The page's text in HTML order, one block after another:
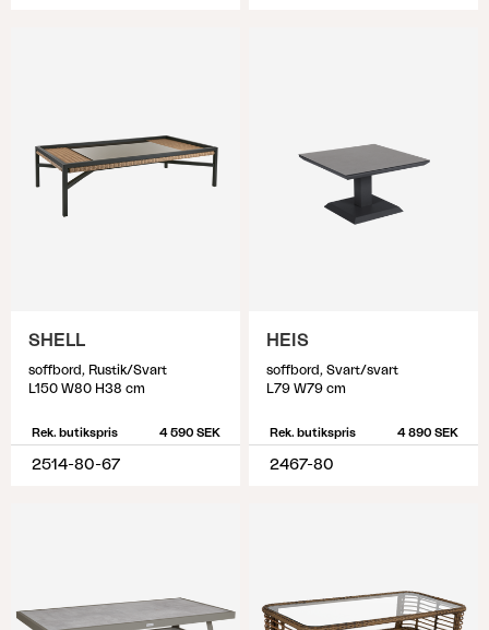
SHELL
soffbord, Rustik/Svart
L150 W80 H38 cm
Rek. butikspris 4 590 SEK
2514-80-67
HEIS
soffbord, Svart/svart
L79 W79 cm
Rek. butikspris 4 890 SEK
2467-80